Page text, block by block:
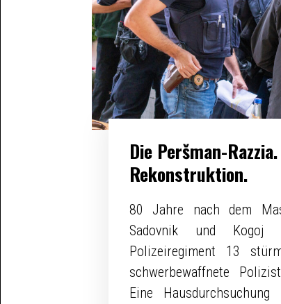
Die Peršman-
Rekonstruktion.
80 Jahre nach dem
Sadovnik und
Polizeiregiment 13
schwerbewaffnete
Eine